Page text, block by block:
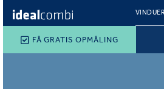
FÅ GRATIS OPMÅLING